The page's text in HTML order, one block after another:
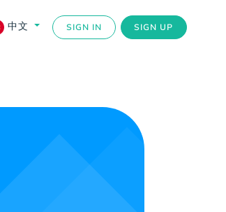
中文 SIGN IN SIGN UP